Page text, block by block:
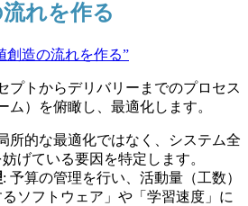
れを作る
創造の流れを作る”
プトからデリバリーまでのプロセス
ム）を俯瞰し、最適化します。
所的な最適化ではなく、システム全
げている要因を特定します。
: 予算の管理を行い、活動量（工数）
ソフトウェア」や「学習速度」に